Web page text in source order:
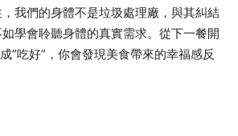
我們的身體不是垃圾處理廠，與其糾結
學會聆聽身體的真實需求。從下一餐開
”吃好”，你會發現美食帶來的幸福感反